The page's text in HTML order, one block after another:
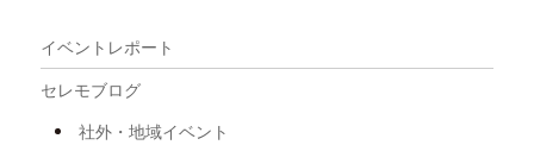
2025年10月
イベントレポート
セレモブログ
社外・地域イベント